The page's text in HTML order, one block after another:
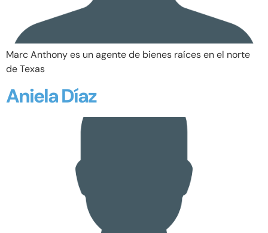
Marc Anthony es un agente de bienes raíces en el norte
de Texas
Aniela Díaz